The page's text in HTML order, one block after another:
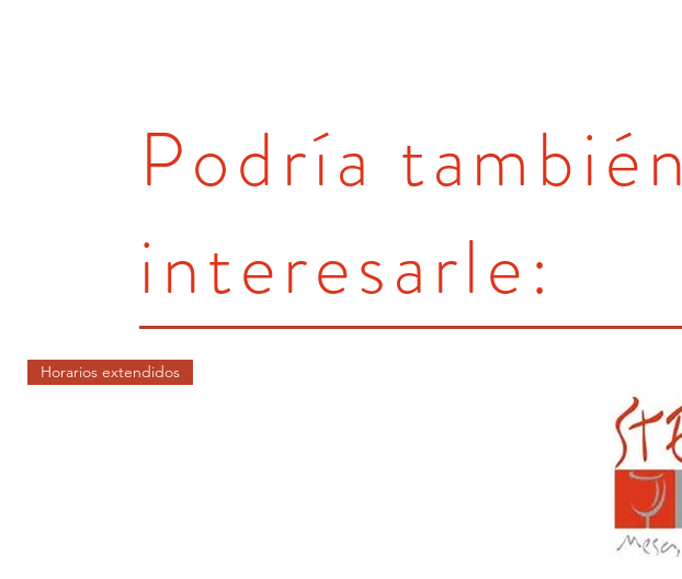
Horarios extendidos
Podría también
interesarle: